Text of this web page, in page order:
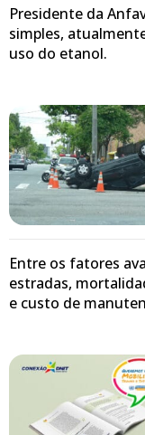
Presidente da
simples,
uso do etanol.
Entre os fatores
estradas,
e custo de